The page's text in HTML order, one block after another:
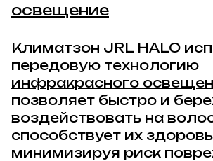
освещение
Климатзон JRL HALO
передовую технологию
инфракрасного
позволяет быстро и
воздействовать на
способствует их
минимизируя риск